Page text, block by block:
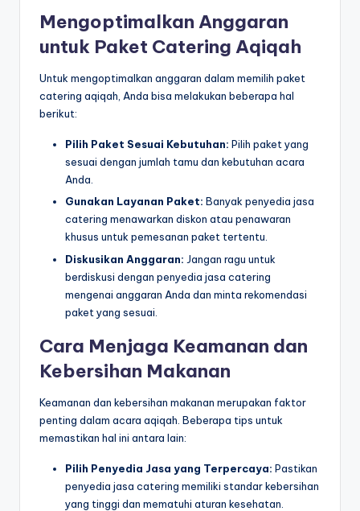
Mengoptimalkan Anggaran
untuk Paket Catering Aqiqah
Untuk mengoptimalkan anggaran dalam memilih paket
catering aqiqah, Anda bisa melakukan beberapa hal
berikut:
Pilih Paket Sesuai Kebutuhan: Pilih paket yang
sesuai dengan jumlah tamu dan kebutuhan acara
Anda.
Gunakan Layanan Paket: Banyak penyedia jasa
catering menawarkan diskon atau penawaran
khusus untuk pemesanan paket tertentu.
Diskusikan Anggaran: Jangan ragu untuk
berdiskusi dengan penyedia jasa catering
mengenai anggaran Anda dan minta rekomendasi
paket yang sesuai.
Cara Menjaga Keamanan dan
Kebersihan Makanan
Keamanan dan kebersihan makanan merupakan faktor
penting dalam acara aqiqah. Beberapa tips untuk
memastikan hal ini antara lain:
Pilih Penyedia Jasa yang Terpercaya: Pastikan
penyedia jasa catering memiliki standar kebersihan
yang tinggi dan mematuhi aturan kesehatan.